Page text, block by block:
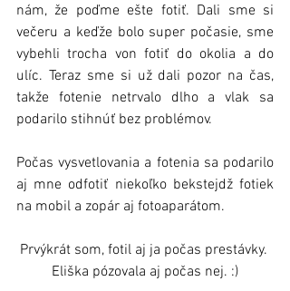
nám, že poďme ešte fotiť. Dali sme si
večeru a keďže bolo super počasie, sme
vybehli trocha von fotiť do okolia a do
ulíc. Teraz sme si už dali pozor na čas,
takže fotenie netrvalo dlho a vlak sa
podarilo stihnúť bez problémov.
Počas vysvetlovania a fotenia sa podarilo
aj mne odfotiť niekoľko bekstejdž fotiek
na mobil a zopár aj fotoaparátom.
Prvýkrát som, fotil aj ja počas prestávky.
Eliška pózovala aj počas nej. :)